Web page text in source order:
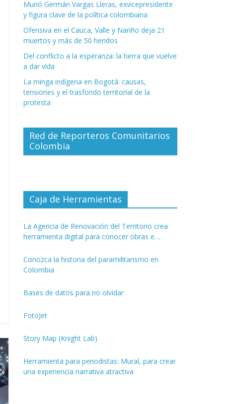
Murió Germán Vargas Lleras, exvicepresidente
y figura clave de la política colombiana
Ofensiva en el Cauca, Valle y Nariño deja 21
muertos y más de 50 heridos
Del conflicto a la esperanza: la tierra que vuelve
a dar vida
La minga indígena en Bogotá: causas,
tensiones y el trasfondo territorial de la
protesta
Red de Reporteros Comunitarios
Colombia
Caja de Herramientas
La Agencia de Renovación del Territorio crea
herramienta digital para conocer obras e
Conozca la historia del paramilitarismo en
Colombia
Bases de datos para no olvidar
FotoJet
Story Map (Knight Lab)
Herramienta para periodistas: Mural, para crear
una experiencia narrativa atractiva